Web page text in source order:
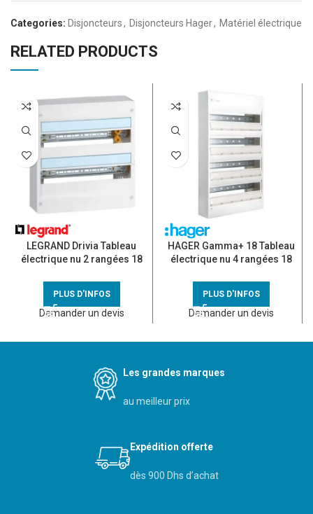
Categories: Disjoncteurs, Disjoncteurs Hager, Matériel électrique
RELATED PRODUCTS
LEGRAND Drivia Tableau
électrique nu 2 rangées 18
PLUS D'INFOS
Demander un devis
HAGER Gamma+ 18 Tableau
électrique nu 4 rangées 18
PLUS D'INFOS
Demander un devis
Les grandes marques
au meilleur prix
Expédition offerte
dès 900 Dhs d’achat